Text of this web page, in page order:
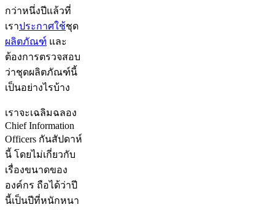
กว่าหนึ่งปีแล้วที่
เราประกาศใช้ชุด
ผลิตภัณฑ์ และ
ต้องการตรวจสอบ
ว่าชุดผลิตภัณฑ์นี้
เป็นอย่างไรบ้าง
เราจะเฉลิมฉลอง
Chief Information
Officers กันสัปดาห์
นี้ โดยไม่เกี่ยวกับ
เรื่องขนาดของ
องค์กร ถือได้ว่าปี
นี้เป็นปีที่หนักหนา